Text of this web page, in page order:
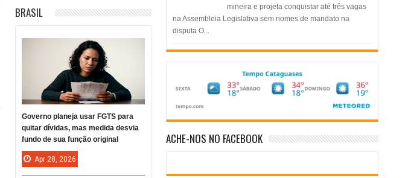
mineira e projeta conquistar até três vagas
na Assembleia Legislativa sem nomes de mandato na
disputa O...
ACHE-NOS NO FACEBOOK
BRASIL
Governo planeja usar FGTS para
quitar dívidas, mas medida desvia
fundo de sua função original
Apr 28, 2026